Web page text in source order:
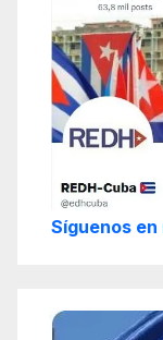
Síguenos